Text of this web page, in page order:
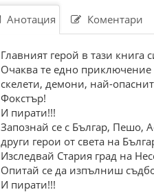
Анотация Коментари
Главният герой в тази книга
Очаква те едно
скелети, демони, най-
Фокстър!
И пирати!!!
Запознай се с Българ, Пешо,
други герои от света на
Изследвай Стария град на
Опитай се да изпълниш
И пирати!!!